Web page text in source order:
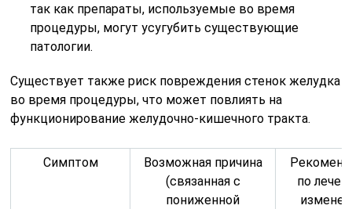
так как препараты, используемые во время
процедуры, могут усугубить существующие
патологии.
Существует также риск повреждения стенок желудка
во время процедуры, что может повлиять на
функционирование желудочно-кишечного тракта.
Симптом
Возможная причина
(связанная с
пониженной
по